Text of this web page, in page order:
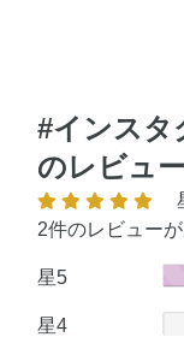
#インスタ
のレビュ
2件のレビューが
星5
星4